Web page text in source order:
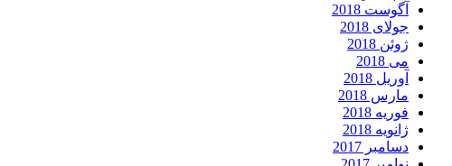
آگوست 2018
جولای 2018
ژوئن 2018
می 2018
آوریل 2018
مارس 2018
فوریه 2018
ژانویه 2018
دسامبر 2017